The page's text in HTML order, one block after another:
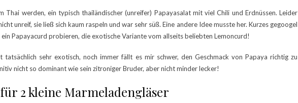
Thai werden, ein typisch thailändischer (unreifer) Papayasalat mit viel Chili und Erdnüssen. Leider
unreif, sie ließ sich kaum raspeln und war sehr süß. Eine andere Idee musste her. Kurzes gegoogel
ein Papayacurd probieren, die exotische Variante vom allseits beliebten Lemoncurd!
tatsächlich sehr exotisch, noch immer fällt es mir schwer, den Geschmack von Papaya richtig zu
nicht so dominant wie sein zitroniger Bruder, aber nicht minder lecker!
2 kleine Marmeladengläser